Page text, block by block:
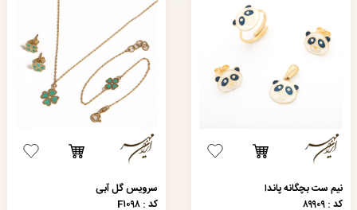
نیم ست بچگانه پاندا
کد : ۸۹۹۰۹
سرویس گل آبی
کد : F۱۰۹۸